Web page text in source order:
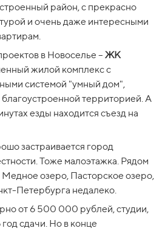
район, с прекрасно
и очень даже интересными
в Новоселье – ЖК
жилой комплекс с
системой "умный дом",
территорией. А
езды находится съезд на
застраивается город
Тоже малоэтажка. Рядом
Медное озеро, Пасторское озеро,
Петербурга недалеко.
от 6 500 000 рублей, студии,
сдачи. Но в конце